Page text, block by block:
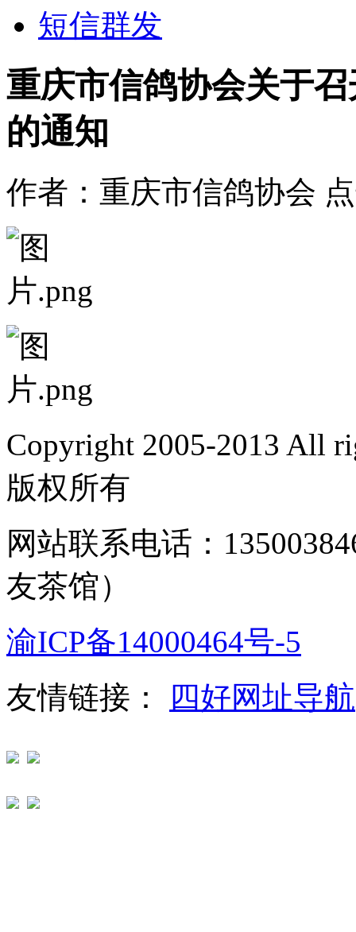
短信群发
重庆市信鸽协会关于
的通知
作者：重庆市信鸽协会
Copyright 2005-2013 All
版权所有
网站联系电话：
友茶馆）
渝ICP备14000464号-5
友情链接：
四好网址导航